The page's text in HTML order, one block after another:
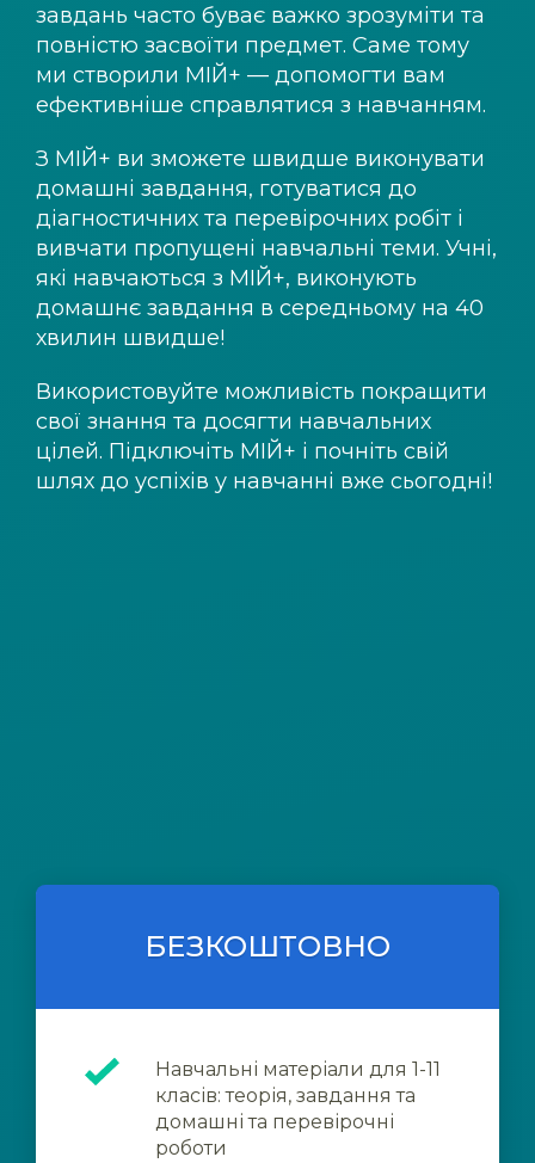
завдань часто буває важко зрозуміти та
повністю засвоїти предмет. Саме тому
ми створили МІЙ+ — допомогти вам
ефективніше справлятися з навчанням.
З МІЙ+ ви зможете швидше виконувати
домашні завдання, готуватися до
діагностичних та перевірочних робіт і
вивчати пропущені навчальні теми. Учні,
які навчаються з МІЙ+, виконують
домашнє завдання в середньому на 40
хвилин швидше!
Використовуйте можливість покращити
свої знання та досягти навчальних
цілей. Підключіть МІЙ+ і почніть свій
шлях до успіхів у навчанні вже сьогодні!
БЕЗКОШТОВНО
Навчальні матеріали для 1-11
класів: теорія, завдання та
домашні та перевірочні
роботи